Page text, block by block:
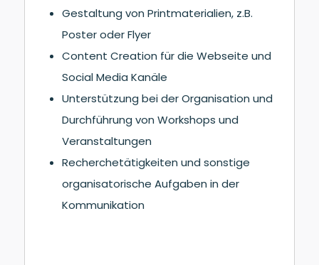
Gestaltung von Printmaterialien, z.B.
Poster oder Flyer
Content Creation für die Webseite und
Social Media Kanäle
Unterstützung bei der Organisation und
Durchführung von Workshops und
Veranstaltungen
Recherchetätigkeiten und sonstige
organisatorische Aufgaben in der
Kommunikation